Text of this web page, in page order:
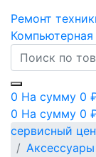
Ремонт
0 На сумму 0
0 На сумму 0
сервисный